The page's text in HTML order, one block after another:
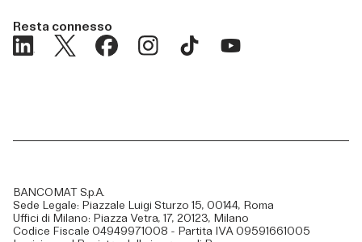
Resta connesso
BANCOMAT S.p.A.
Sede Legale: Piazzale Luigi Sturzo 15, 00144, Roma
Uffici di Milano: Piazza Vetra, 17, 20123, Milano
Codice Fiscale 04949971008 - Partita IVA 09591661005